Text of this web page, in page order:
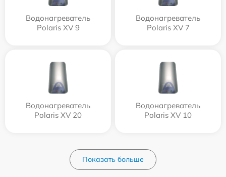
Водонагреватель
Polaris XV 9
Водонагреватель
Polaris XV 7
Водонагреватель
Polaris XV 20
Водонагреватель
Polaris XV 10
Показать больше